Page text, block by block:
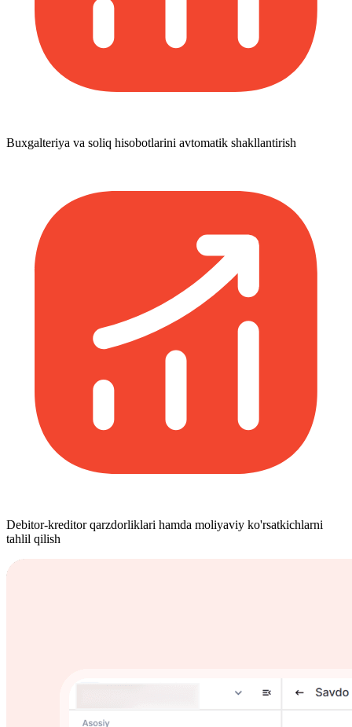
Buxgalteriya va soliq hisobotlarini avtomatik shakllantirish
Debitor-kreditor qarzdorliklari hamda moliyaviy ko'rsatkichlarni
tahlil qilish